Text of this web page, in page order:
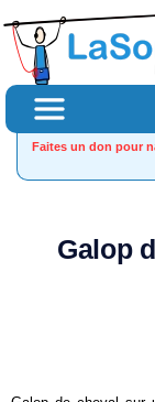
Faites un don pour
Galop